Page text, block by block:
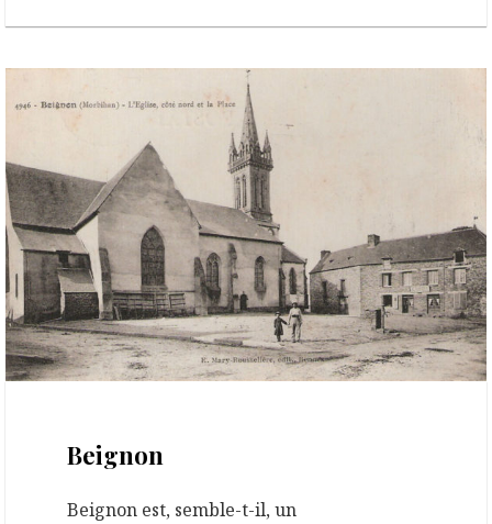
Beignon
Beignon est, semble-t-il, un